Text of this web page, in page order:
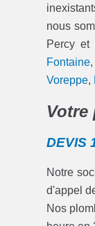
nous
Percy et
Fontaine
Voreppe,
Votre
DEVIS
Notre
d'appel
Nos